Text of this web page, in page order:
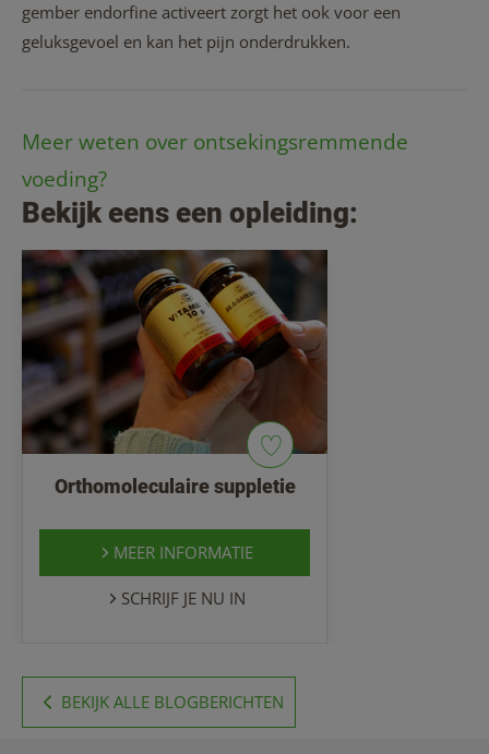
gember endorfine activeert zorgt het ook voor een
geluksgevoel en kan het pijn onderdrukken.
Meer weten over ontsekingsremmende
voeding?
Bekijk eens een opleiding:
Orthomoleculaire suppletie
MEER INFORMATIE
SCHRIJF JE NU IN
BEKIJK ALLE BLOGBERICHTEN